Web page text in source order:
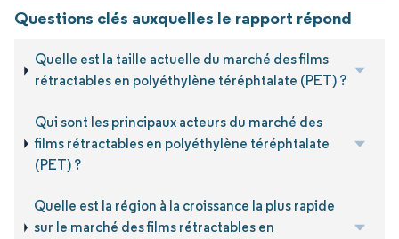
Questions clés auxquelles le rapport répond
Quelle est la taille actuelle du marché des films
rétractables en polyéthylène téréphtalate (PET) ?
Qui sont les principaux acteurs du marché des
films rétractables en polyéthylène téréphtalate
(PET) ?
Quelle est la région à la croissance la plus rapide
sur le marché des films rétractables en